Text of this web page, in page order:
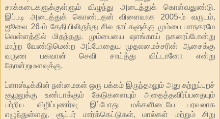
சாக்கடைகளுக்குள்ளும் விழுந்து அடைத்துக் கொள்வதுண்டு.
இப்படி அடைத்துக் கொண்டதன் விளைவாக 2005-ம் வருடம்,
ஜூலை 26-ம் தேதியிலிருந்து சில நாட்களுக்கு மும்பை மாநகரமே
வெள்ளத்தில் மிதந்தது. மும்பையை ஷாங்காய் நகரைப்போன்று
மாற்ற வேண்டுமென்ற அப்போதைய முதலமைச்சரின் ஆசைக்கு
வருண பகவான் செவி சாய்த்து விட்டானோ என்று
தோன்றுமளவுக்கு.
ப்ளாஸ்டிக்கின் நன்மைகள் ஒரு பக்கம் இருந்தாலும் அது சுற்றுப்புறச்
சூழலுக்கு உண்டாக்கும் கேடுகளையும் அதைத்தவிர்ப்பதையும்
பற்றிய விழிப்புணர்வு இப்போது மக்களிடையே பரவலாக
எழுந்துள்ளது. சூப்பர் மார்க்கெட்டுகள், மால்கள் மற்றும் சிறு